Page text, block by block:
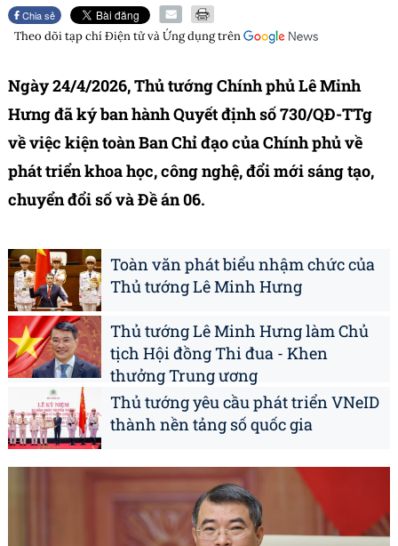
Chia sẻ
Theo dõi tạp chíĐiện tử và Ứng dụngtrên
Ngày 24/4/2026, Thủ tướng Chính phủ Lê Minh
Hưng đã ký ban hành Quyết định số 730/QĐ-TTg
về việc kiện toàn Ban Chỉ đạo của Chính phủ về
phát triển khoa học, công nghệ, đổi mới sáng tạo,
chuyển đổi số và Đề án 06.
Toàn văn phát biểu nhậm chức của
Thủ tướng Lê Minh Hưng
Thủ tướng Lê Minh Hưng làm Chủ
tịch Hội đồng Thi đua - Khen
thưởng Trung ương
Thủ tướng yêu cầu phát triển VNeID
thành nền tảng số quốc gia